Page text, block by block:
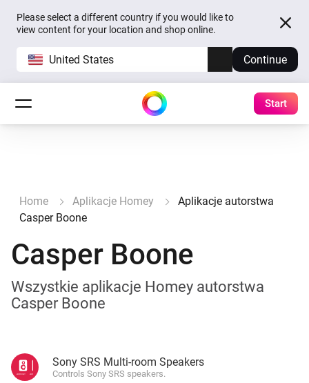
Please select a different country if you would like to
view content for your location and shop online.
United States Continue
Start
Home Aplikacje Homey
Aplikacje autorstwa
Casper Boone
Casper Boone
Wszystkie aplikacje Homey autorstwa
Casper Boone
Sony SRS Multi-room Speakers
Controls Sony SRS speakers.